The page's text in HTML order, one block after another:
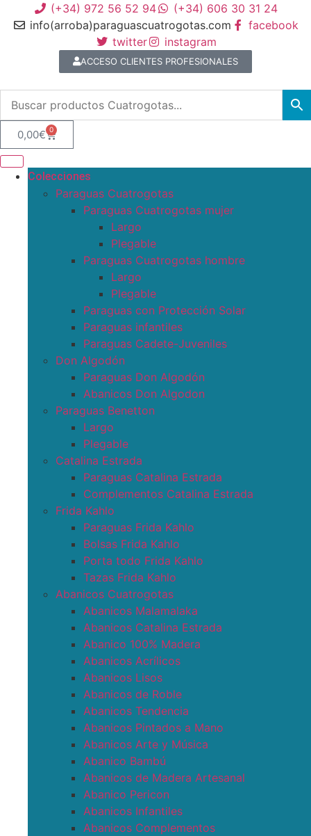
(+34) 972 56 52 94
(+34) 606 30 31 24
info(arroba)paraguascuatrogotas.com
facebook
twitter
instagram
ACCESO CLIENTES PROFESIONALES
0,00€ 0
Colecciones
Paraguas Cuatrogotas
Paraguas Cuatrogotas mujer
Largo
Plegable
Paraguas Cuatrogotas hombre
Largo
Plegable
Paraguas con Protección Solar
Paraguas infantiles
Paraguas Cadete-Juveniles
Don Algodón
Paraguas Don Algodón
Abanicos Don Algodon
Paraguas Benetton
Largo
Plegable
Catalina Estrada
Paraguas Catalina Estrada
Complementos Catalina Estrada
Frida Kahlo
Paraguas Frida Kahlo
Bolsas Frida Kahlo
Porta todo Frida Kahlo
Tazas Frida Kahlo
Abanicos Cuatrogotas
Abanicos Malamalaka
Abanicos Catalina Estrada
Abanico 100% Madera
Abanicos Acrílicos
Abanicos Lisos
Abanicos de Roble
Abanicos Tendencia
Abanicos Pintados a Mano
Abanicos Arte y Música
Abanico Bambú
Abanicos de Madera Artesanal
Abanico Pericon
Abanicos Infantiles
Abanicos Complementos